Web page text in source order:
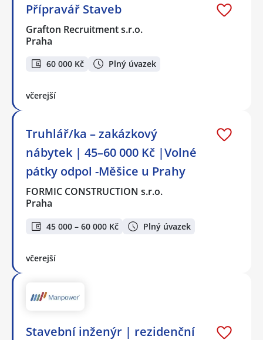
Přípravář Staveb
Grafton Recruitment s.r.o.
Praha
60 000 Kč Plný úvazek
včerejší
Truhlář/ka – zakázkový
nábytek | 45–60 000 Kč |Volné
pátky odpol -Měšice u Prahy
FORMIC CONSTRUCTION s.r.o.
Praha
45 000 – 60 000 Kč Plný úvazek
včerejší
Stavební inženýr | rezidenční